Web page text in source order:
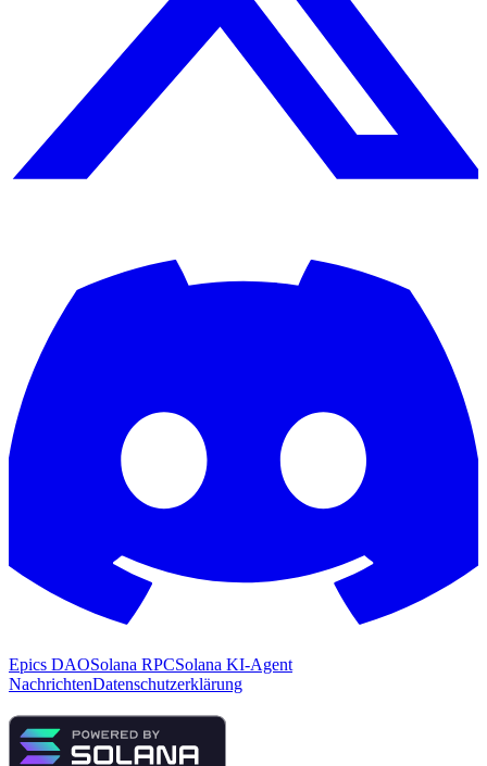
Epics DAOSolana RPCSolana KI-Agent
NachrichtenDatenschutzerklärung